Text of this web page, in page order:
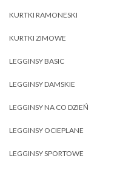
KURTKI RAMONESKI
KURTKI ZIMOWE
LEGGINSY BASIC
LEGGINSY DAMSKIE
LEGGINSY NA CO DZIEŃ
LEGGINSY OCIEPLANE
LEGGINSY SPORTOWE